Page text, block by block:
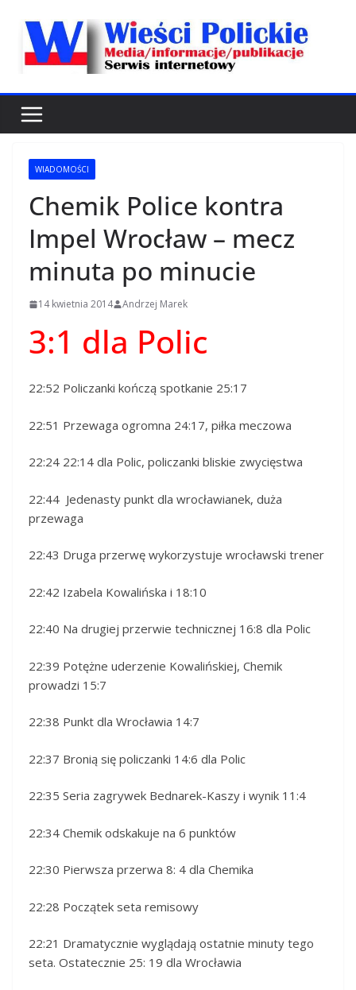
WIADOMOŚCI
Chemik Police kontra
Impel Wrocław – mecz
minuta po minucie
14 kwietnia 2014 Andrzej Marek
3:1 dla Polic
22:52 Policzanki kończą spotkanie 25:17
22:51 Przewaga ogromna 24:17, piłka meczowa
22:24 22:14 dla Polic, policzanki bliskie zwycięstwa
22:44 Jedenasty punkt dla wrocławianek, duża
przewaga
22:43 Druga przerwę wykorzystuje wrocławski trener
22:42 Izabela Kowalińska i 18:10
22:40 Na drugiej przerwie technicznej 16:8 dla Polic
22:39 Potężne uderzenie Kowalińskiej, Chemik
prowadzi 15:7
22:38 Punkt dla Wrocławia 14:7
22:37 Bronią się policzanki 14:6 dla Polic
22:35 Seria zagrywek Bednarek-Kaszy i wynik 11:4
22:34 Chemik odskakuje na 6 punktów
22:30 Pierwsza przerwa 8: 4 dla Chemika
22:28 Początek seta remisowy
22:21 Dramatycznie wyglądają ostatnie minuty tego
seta. Ostatecznie 25: 19 dla Wrocławia